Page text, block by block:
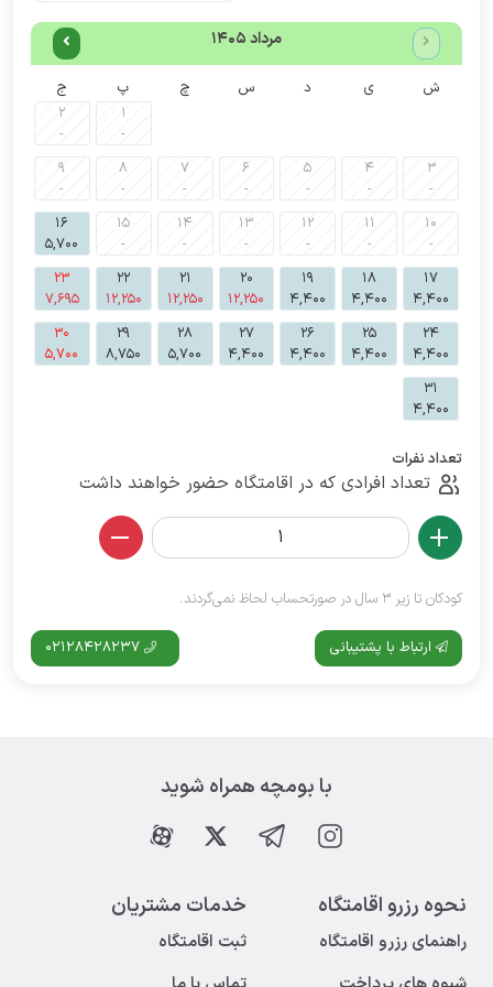
مرداد 1405
ش ی د س چ پ
ج
1
-
2
-
3
-
4
-
5
-
6
-
7
-
8
-
9
-
10
-
11
-
12
-
13
-
14
-
15
-
16
5,700
17
4,400
18
4,400
19
4,400
20
12,250
21
12,250
22
12,250
23
7,695
24
4,400
25
4,400
26
4,400
27
4,400
28
5,700
29
8,750
30
5,700
31
4,400
تعداد نفرات
تعداد افرادی که در اقامتگاه حضور خواهند داشت
کودکان تا زیر 3 سال در صورتحساب لحاظ نمی‌گردند.
ارتباط با پشتیبانی
با بومچه همراه شوید
نحوه رزرو اقامتگاه
راهنمای رزرو اقامتگاه
خدمات مشتریان
ثبت اقامتگاه